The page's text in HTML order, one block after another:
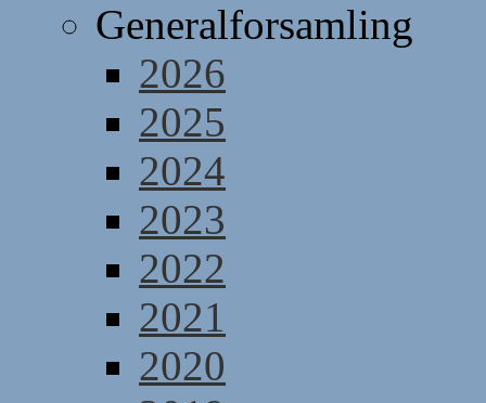
Generalforsamling
2026
2025
2024
2023
2022
2021
2020